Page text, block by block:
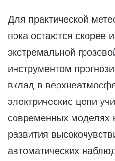
Для практической
пока остаются скорее
экстремальной
инструментом
вклад в
электрические цепи
современных моделях
развития
автоматических